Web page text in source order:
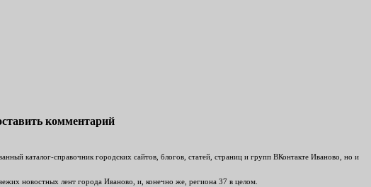
комментарий
каталог-справочник городских сайтов, блогов, статей, страниц и групп ВКонтакте Иваново, но и
новостных лент города Иваново, и, конечно же, региона 37 в целом.